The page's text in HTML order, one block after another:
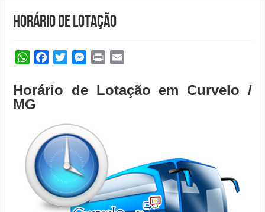
Horário de Lotação
WhatsAppFacebookTwitterMessenger
Print
Horário de Lotação em Curvelo /
MG